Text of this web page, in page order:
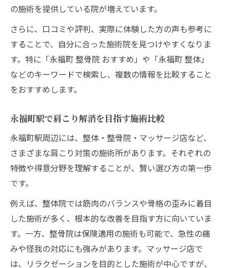
の施術を提供している院が増えています。
さらに、口コミや評判、実際に体験した方の声も参考に
することで、自分に合った施術院を見つけやすくなりま
す。特に「永福町 整骨院 おすすめ」や「永福町 整体」
などのキーワードで検索し、複数の情報を比較すること
をおすすめします。
永福町駅で肩こり解消を目指す施術比較
永福町駅周辺には、整体・整骨院・マッサージ店など、
さまざまな肩こり対策の施術所があります。それぞれの
特徴や得意分野を理解することが、賢い選び方の第一歩
です。
例えば、整体院では筋肉のバランスや骨格の歪みに着目
した施術が多く、根本的な改善を目指す方に向いていま
す。一方、整骨院は保険適用の施術も可能で、急性の痛
みや怪我の対応にも強みがあります。マッサージ店で
は、リラクゼーションを目的とした施術が中心ですが、